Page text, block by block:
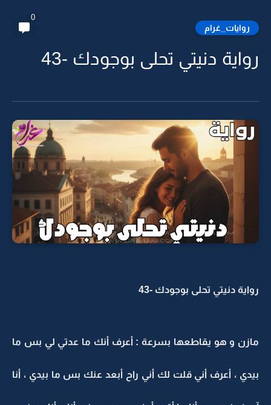
روايات_غرام
0
رواية دنيتي تحلى بوجودك -43
رواية دنيتي تحلى بوجودك -43
مازن و هو يقاطعها بسرعة : أعرف أنك ما عدتي لي بس ما
بيدي ، أعرف أني قلت لك أني راح أبعد عنك بس ما بيدي ، أنا